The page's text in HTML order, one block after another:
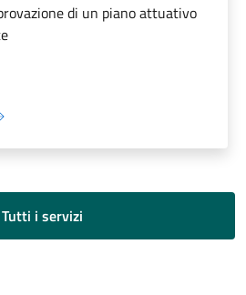
di un piano attuativo
Tutti i servizi